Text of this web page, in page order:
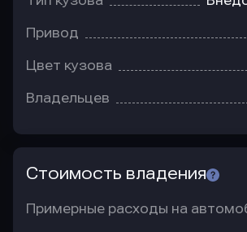
Привод
Цвет кузова
Владельцев
Стоимость владения
Примерные расходы на